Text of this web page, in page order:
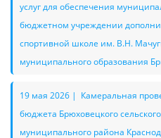
услуг для обеспечения
бюджетном учреждении
спортивной школе им. В.Н.
муниципального образования
19 мая 2026 | Камеральная
бюджета Брюховецкого
муниципального района